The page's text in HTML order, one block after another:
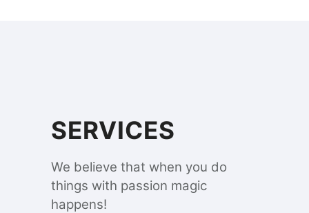
SERVICES
We believe that when you do
things with passion magic
happens!